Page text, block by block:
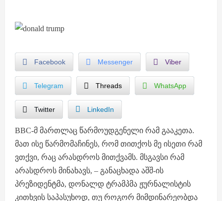
Facebook Messenger Viber
Telegram Threads WhatsApp
Twitter LinkedIn
BBC-მ მართლაც წარმოუდგენელი რამ გააკეთა.
მათ ისე წარმომაჩინეს, რომ თითქოს მე ისეთი რამ
ვთქვი, რაც არასდროს მითქვამს. მსგავსი რამ
არასდროს მინახავს, – განაცხადა აშშ-ის
პრეზიდენტმა, დონალდ ტრამპმა ჟურნალისტის
კითხვის საპასუხოდ, თუ როგორ მიმდინარეობდა